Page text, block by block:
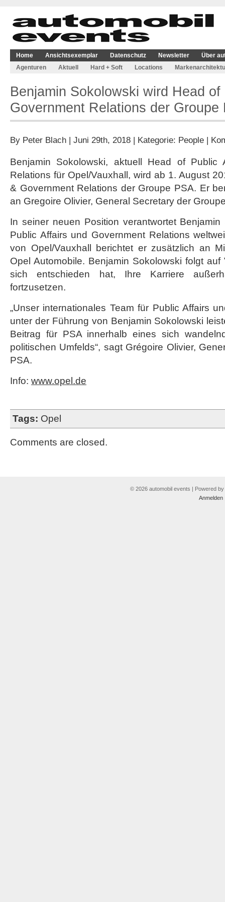
Home Ansichtsexemplar Datenschutz Newsletter
Über
Agenturen
Aktuell Hard + Soft Locations
Benjamin Sokolowski wird Head
Government Relations der Groupe
By Peter Blach | Juni 29th, 2018 | Kategorie: People |
Benjamin Sokolowski, aktuell Head of Public
Relations für Opel/Vauxhall, wird ab 1. August
& Government Relations der Groupe PSA. Er
an Gregoire Olivier, General Secretary der
In seiner neuen Position verantwortet
Public Affairs und Government Relations
von Opel/Vauxhall berichtet er zusätzlich an
Opel Automobile. Benjamin Sokolowski folgt
sich entschieden hat, Ihre Karriere
fortzusetzen.
„Unser internationales Team für Public Affairs
unter der Führung von Benjamin Sokolowski
Beitrag für PSA innerhalb eines sich
politischen Umfelds“, sagt Grégoire Olivier,
PSA.
Info: www.opel.de
Tags: Opel
Comments are closed.
© 2026 automobil events | Powered by
Anmelden|